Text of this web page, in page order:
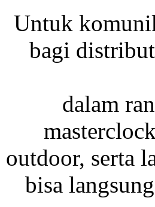
Untuk
bagi
dalam
outdoor, serta
bisa